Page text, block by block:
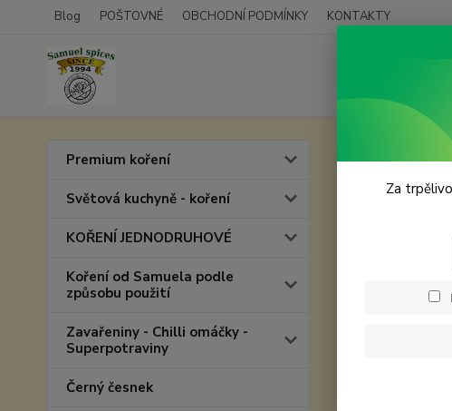
Blog POŠTOVNÉ OBCHODNÍ PODMÍNKY KONTAKTY
Premium koření
Světová kuchyně - koření
KOŘENÍ JEDNODRUHOVÉ
Koření od Samuela podle
způsobu použití
Zavařeniny - Chilli omáčky -
Superpotraviny
Černý česnek
Chilli
Chilli
Za